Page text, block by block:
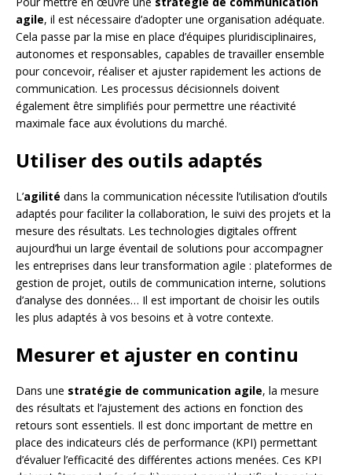
agile, il est nécessaire d’adopter une organisation adéquate.
Cela passe par la mise en place d’équipes pluridisciplinaires,
autonomes et responsables, capables de travailler ensemble
pour concevoir, réaliser et ajuster rapidement les actions de
communication. Les processus décisionnels doivent
également être simplifiés pour permettre une réactivité
maximale face aux évolutions du marché.
Utiliser des outils adaptés
L’agilité dans la communication nécessite l’utilisation d’outils
adaptés pour faciliter la collaboration, le suivi des projets et la
mesure des résultats. Les technologies digitales offrent
aujourd’hui un large éventail de solutions pour accompagner
les entreprises dans leur transformation agile : plateformes de
gestion de projet, outils de communication interne, solutions
d’analyse des données… Il est important de choisir les outils
les plus adaptés à vos besoins et à votre contexte.
Mesurer et ajuster en continu
Dans une stratégie de communication agile, la mesure
des résultats et l’ajustement des actions en fonction des
retours sont essentiels. Il est donc important de mettre en
place des indicateurs clés de performance (KPI) permettant
d’évaluer l’efficacité des différentes actions menées. Ces KPI